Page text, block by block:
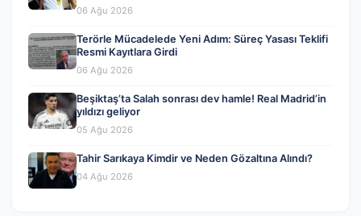
06 Ağu 2026
Terörle Mücadelede Yeni Adım: Süreç Yasası Teklifi
Resmi Kayıtlara Girdi
06 Ağu 2026
Beşiktaş’ta Salah sonrası dev hamle! Real Madrid’in
yıldızı geliyor
05 Ağu 2026
Tahir Sarıkaya Kimdir ve Neden Gözaltına Alındı?
04 Ağu 2026